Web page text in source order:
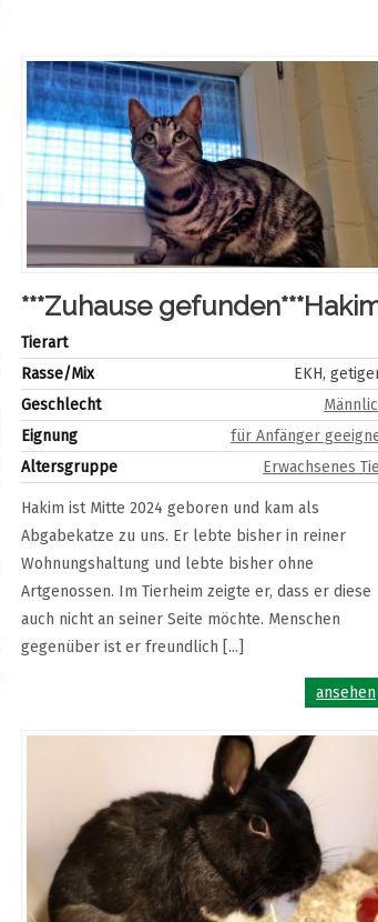
***Zuhause
Tierart
Rasse/Mix
EKH,
Geschlecht
Eignung
für Anfänger
Altersgruppe
Erwachsenes
Hakim ist Mitte 2024 geboren und kam als
Abgabekatze zu uns. Er lebte bisher in reiner
Wohnungshaltung und lebte bisher ohne
Artgenossen. Im Tierheim zeigte er, dass er diese
auch nicht an seiner Seite möchte. Menschen
gegenüber ist er freundlich [...]
ansehen